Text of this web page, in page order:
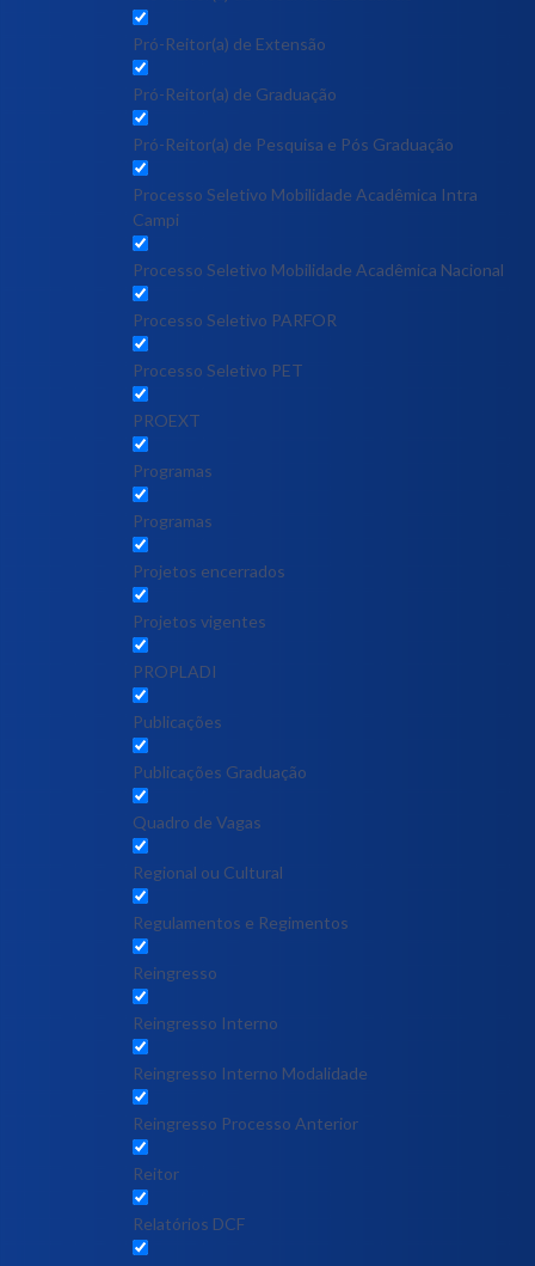
Pró-Reitor(a) de Extensão
Pró-Reitor(a) de Graduação
Pró-Reitor(a) de Pesquisa e Pós Graduação
Processo Seletivo Mobilidade Acadêmica Intra
Campi
Processo Seletivo Mobilidade Acadêmica Nacional
Processo Seletivo PARFOR
Processo Seletivo PET
PROEXT
Programas
Programas
Projetos encerrados
Projetos vigentes
PROPLADI
Publicações
Publicações Graduação
Quadro de Vagas
Regional ou Cultural
Regulamentos e Regimentos
Reingresso
Reingresso Interno
Reingresso Interno Modalidade
Reingresso Processo Anterior
Reitor
Relatórios DCF